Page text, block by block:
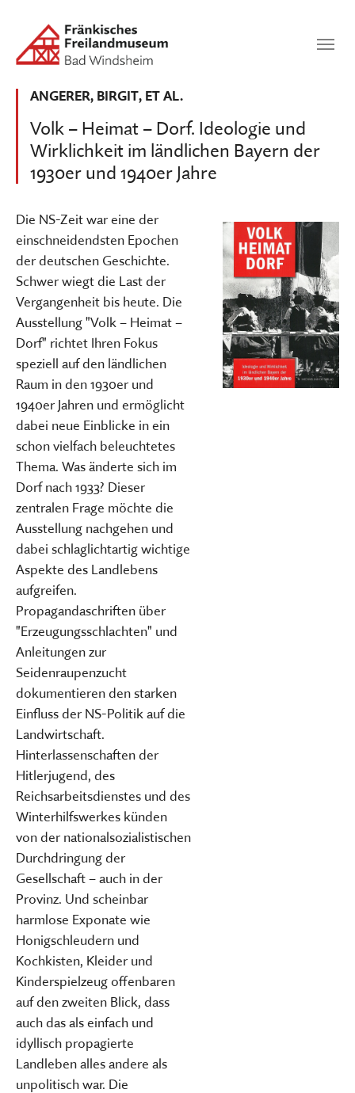
SUCHEN
Volk – Heimat – Dorf. Ideologie und
Wirklichkeit im ländlichen Bayern der
1930er und 1940er Jahre
ANGERER, BIRGIT, ET AL.
Die NS-Zeit war eine der
einschneidendsten Epochen
der deutschen Geschichte.
Schwer wiegt die Last der
Vergangenheit bis heute. Die
Ausstellung "Volk – Heimat –
Dorf" richtet Ihren Fokus
speziell auf den ländlichen
Raum in den 1930er und
1940er Jahren und ermöglicht
dabei neue Einblicke in ein
schon vielfach beleuchtetes
Thema. Was änderte sich im
Dorf nach 1933? Dieser
zentralen Frage möchte die
Ausstellung nachgehen und
dabei schlaglichtartig wichtige
Aspekte des Landlebens
aufgreifen.
Propagandaschriften über
"Erzeugungsschlachten" und
Anleitungen zur
Seidenraupenzucht
dokumentieren den starken
Einfluss der NS-Politik auf die
Landwirt­schaft.
Hinterlassenschaften der
Hitlerjugend, des
Reichsarbeitsdienstes und des
Winterhilfswerkes künden
von der nationalsozialistischen
Durchdringung der
Gesellschaft – auch in der
Provinz. Und scheinbar
harmlose Exponate wie
Honigschleudern und
Kochkisten, Kleider und
Kinderspielzeug offenbaren
auf den zweiten Blick, dass
auch das als einfach und
idyllisch propagierte
Landleben alles andere als
unpolitisch war. Die